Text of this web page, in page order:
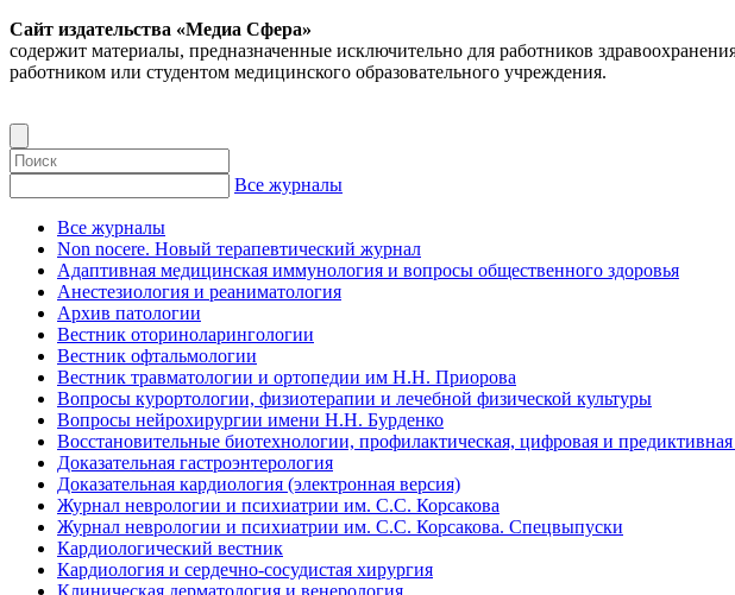
Сайт издательства «Медиа Сфера»
содержит материалы, предназначенные исключительно для работников
работником или студентом медицинского образовательного учреждения.
Все журналы
Все журналы
Non nocere. Новый терапевтический журнал
Адаптивная медицинская иммунология и вопросы общественного здоровья
Анестезиология и реаниматология
Архив патологии
Вестник оториноларингологии
Вестник офтальмологии
Вестник травматологии и ортопедии им Н.Н. Приорова
Вопросы курортологии, физиотерапии и лечебной физической культуры
Вопросы нейрохирургии имени Н.Н. Бурденко
Восстановительные биотехнологии, профилактическая, цифровая и
Доказательная гастроэнтерология
Доказательная кардиология (электронная версия)
Журнал неврологии и психиатрии им. С.С. Корсакова
Журнал неврологии и психиатрии им. С.С. Корсакова. Спецвыпуски
Кардиологический вестник
Кардиология и сердечно-сосудистая хирургия
Клиническая дерматология и венерология